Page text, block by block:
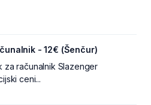
- 12€ (Šenčur)
za računalnik Slazenger
ceni...